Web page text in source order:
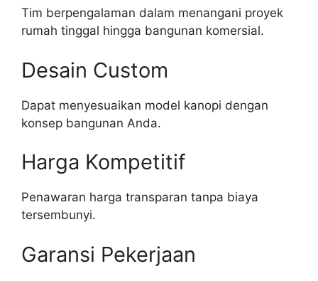
Tim berpengalaman dalam menangani proyek
rumah tinggal hingga bangunan komersial.
Desain Custom
Dapat menyesuaikan model kanopi dengan
konsep bangunan Anda.
Harga Kompetitif
Penawaran harga transparan tanpa biaya
tersembunyi.
Garansi Pekerjaan